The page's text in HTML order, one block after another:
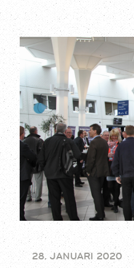
28. JANUARI 2020